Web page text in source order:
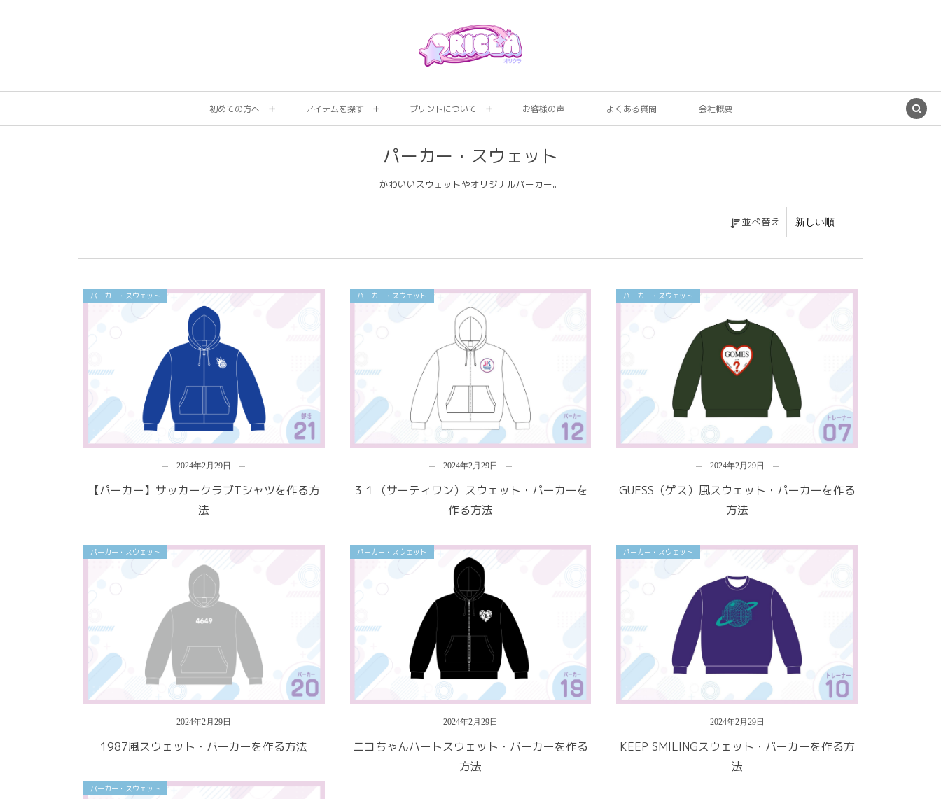
初めての方へ アイテムを探す プリントについて お客様の声 よくある質問 会社概要
パーカー・スウェット
かわいいスウェットやオリジナルパーカー。
並べ替え
パーカー・スウェット
2024年2月29日
【パーカー】サッカークラブTシャツを作る方
法
パーカー・スウェット
2024年2月29日
３１（サーティワン）スウェット・パーカーを
作る方法
パーカー・スウェット
2024年2月29日
GUESS（ゲス）風スウェット・パーカーを作る
方法
パーカー・スウェット
2024年2月29日
1987風スウェット・パーカーを作る方法
パーカー・スウェット
2024年2月29日
ニコちゃんハートスウェット・パーカーを作る
方法
パーカー・スウェット
2024年2月29日
KEEP SMILINGスウェット・パーカーを作る方
法
パーカー・スウェット